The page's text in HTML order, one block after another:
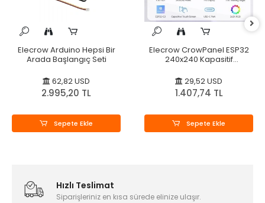
Elecrow Arduino Hepsi Bir
Arada Başlangıç Seti
62,82 USD
2.995,20 TL
Sepete Ekle
Elecrow CrowPanel ESP32
240x240 Kapasitif
29,52 USD
1.407,74 TL
Sepete Ekle
Hızlı Teslimat
Siparişleriniz en kısa sürede elinize ulaşır.